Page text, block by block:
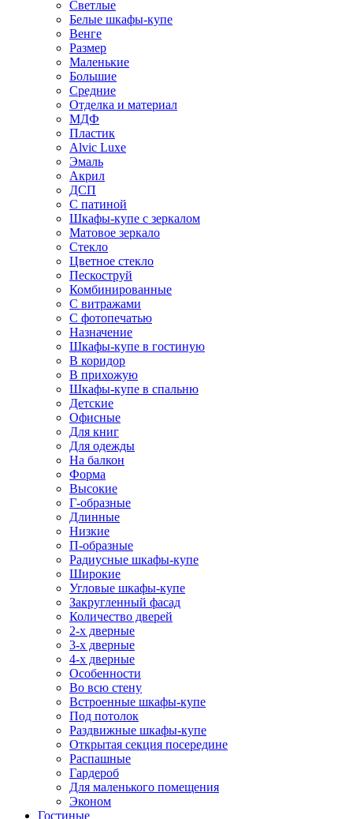
Светлые
Белые шкафы-купе
Венге
Размер
Маленькие
Большие
Средние
Отделка и материал
МДФ
Пластик
Alvic Luxe
Эмаль
Акрил
ДСП
С патиной
Шкафы-купе с зеркалом
Матовое зеркало
Стекло
Цветное стекло
Пескоструй
Комбинированные
С витражами
С фотопечатью
Назначение
Шкафы-купе в гостиную
В коридор
В прихожую
Шкафы-купе в спальню
Детские
Офисные
Для книг
Для одежды
На балкон
Форма
Высокие
Г-образные
Длинные
Низкие
П-образные
Радиусные шкафы-купе
Широкие
Угловые шкафы-купе
Закругленный фасад
Количество дверей
2-х дверные
3-х дверные
4-х дверные
Особенности
Во всю стену
Встроенные шкафы-купе
Под потолок
Раздвижные шкафы-купе
Открытая секция посередине
Распашные
Гардероб
Для маленького помещения
Эконом
Гостиные